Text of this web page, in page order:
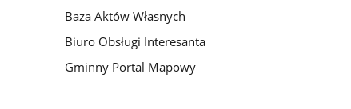
Baza Aktów Własnych
Biuro Obsługi Interesanta
Gminny Portal Mapowy